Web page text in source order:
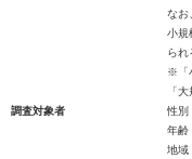
なお
小規
られ
※「
「
調査対象者
性別
年齢
地域